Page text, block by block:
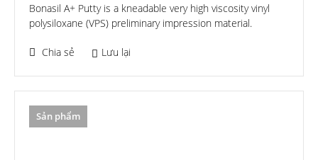
Bonasil A+ Putty is a kneadable very high viscosity vinyl
polysiloxane (VPS) preliminary impression material.
Chia sẻ Lưu lại
Sản phẩm